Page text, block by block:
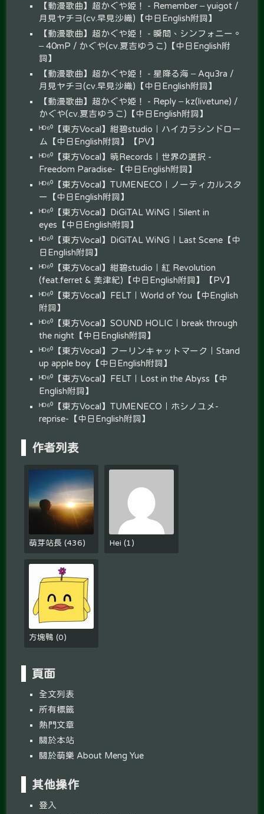
【動漫歌曲】超かぐや姫！ - Remember – yuigot /
月見ヤチヨ(cv.早見沙織)【中日English附詞】
【動漫歌曲】超かぐや姫！ - 瞬間、シンフォニー。
– 40mP / かぐや(cv.夏吉ゆうこ)【中日English附
詞】
【動漫歌曲】超かぐや姫！ - 星降る海 – Aqu3ra /
月見ヤチヨ(cv.早見沙織)【中日English附詞】
【動漫歌曲】超かぐや姫！ - Reply – kz(livetune) /
かぐや(cv.夏吉ゆうこ)【中日English附詞】
ᴴᴰ⁶⁰【東方Vocal】紺碧studio｜ハイカラシンドロー
ム【中日English附詞】【PV】
ᴴᴰ⁶⁰【東方Vocal】暁Records｜世界の選択 -
Freedom Paradise-【中日English附詞】
ᴴᴰ⁶⁰【東方Vocal】TUMENECO｜ノーティカルスタ
ー【中日English附詞】
ᴴᴰ⁶⁰【東方Vocal】DiGiTAL WiNG｜Silent in
eyes【中日English附詞】
ᴴᴰ⁶⁰【東方Vocal】DiGiTAL WiNG｜Last Scene【中
日English附詞】
ᴴᴰ⁶⁰【東方Vocal】紺碧studio｜紅 Revolution
(feat.ferret & 美津紀)【中日English附詞】【PV】
ᴴᴰ⁶⁰【東方Vocal】FELT｜World of You【中English
附詞】
ᴴᴰ⁶⁰【東方Vocal】SOUND HOLIC｜break through
the night【中日English附詞】
ᴴᴰ⁶⁰【東方Vocal】フーリンキャットマーク｜Stand
up apple boy【中日English附詞】
ᴴᴰ⁶⁰【東方Vocal】FELT｜Lost in the Abyss【中
English附詞】
ᴴᴰ⁶⁰【東方Vocal】TUMENECO｜ホシノユメ-
reprise-【中日English附詞】
作者列表
萌芽站長(436) Hei(1 )
方塊鴨(0)
頁面
全文列表
所有標籤
熱門文章
關於本站
關於萌樂 About Meng Yue
其他操作
登入